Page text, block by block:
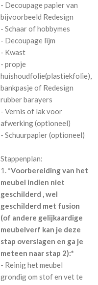
- Decoupage papier van
bijvoorbeeld Redesign
- Schaar of hobbymes
- Decoupage lijm
- Kwast
- propje
huishoudfolie(plastiekfolie),
bankpasje of Redesign
rubber barayers
- Vernis of lak voor
afwerking (optioneel)
- Schuurpapier (optioneel)
Stappenplan:
1.*Voorbereiding van het
meubel indien niet
geschilderd , wel
geschilderd met fusion
(of andere gelijkaardige
meubelverf kan je deze
stap overslagen en ga je
meteen naar stap 2):*
- Reinig het meubel
grondig om stof en vet te